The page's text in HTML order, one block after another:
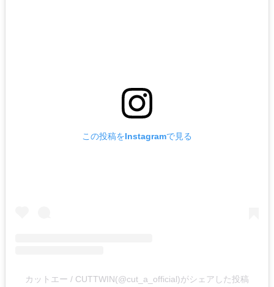
この投稿をInstagramで見る
カットエー / CUTTWIN(@cut_a_official)がシェアした投稿